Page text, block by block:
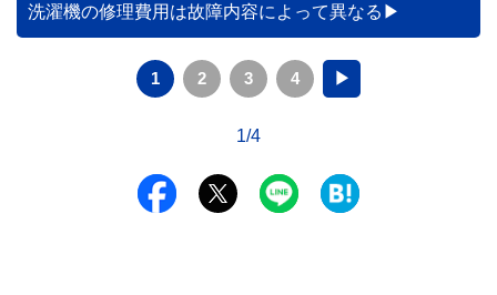
洗濯機の修理費用は故障内容によって異なる
1 2 3 4 ▶
1/4